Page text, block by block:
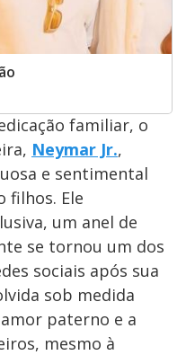
familiar, o
Neymar Jr.,
e sentimental
filhos. Ele
um anel de
se tornou um dos
sociais após sua
sob medida
paterno e a
mesmo à